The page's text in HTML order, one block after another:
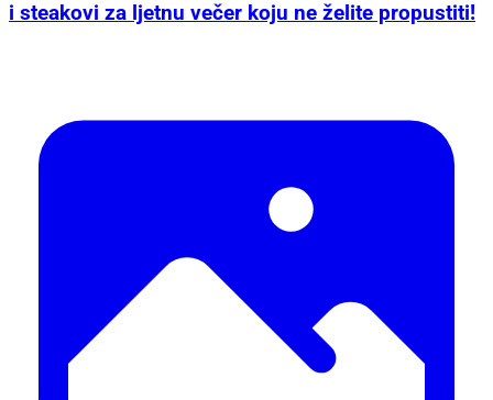
i steakovi za ljetnu večer koju ne želite propustiti!